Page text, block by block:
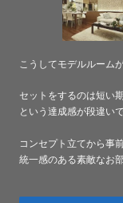
こうしてモデルルーム
セットをするのは短い
という達成感が段違い
コンセプト立てから事
統一感のある素敵なお